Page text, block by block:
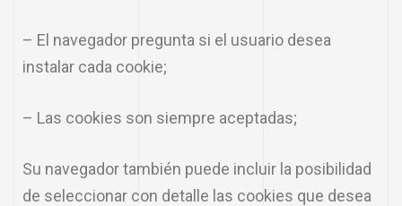
– El navegador pregunta si el usuario desea
instalar cada cookie;
– Las cookies son siempre aceptadas;
Su navegador también puede incluir la posibilidad
de seleccionar con detalle las cookies que desea